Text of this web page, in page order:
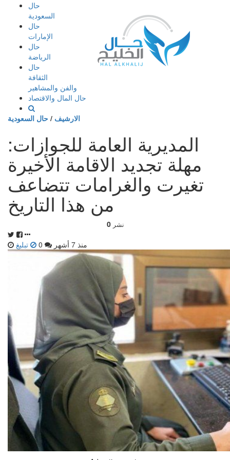
إذهب
المحتوى
حال
السعودية
حال
الإمارات
حال
الرياضة
حال
الثقافة
والفن والمشاهير
حال المال والاقتصاد
الارشيف / حال السعودية
المديرية العامة للجوازات:
مهلة تجديد الاقامة الأخيرة
تغيرت والغرامات تتضاعف
من هذا التاريخ
0 نشر
منذ 7 أشهر تبليغ